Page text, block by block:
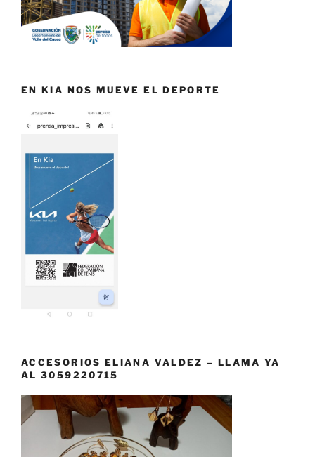
EN KIA NOS MUEVE EL DEPORTE
ACCESORIOS ELIANA VALDEZ – LLAMA YA
AL 3059220715